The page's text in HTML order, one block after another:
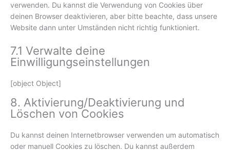
verwenden. Du kannst die Verwendung von Cookies über
deinen Browser deaktivieren, aber bitte beachte, dass unsere
Website dann unter Umständen nicht richtig funktioniert.
7.1 Verwalte deine
Einwilligungseinstellungen
[object Object]
8. Aktivierung/Deaktivierung und
Löschen von Cookies
Du kannst deinen Internetbrowser verwenden um automatisch
oder manuell Cookies zu löschen. Du kannst außerdem